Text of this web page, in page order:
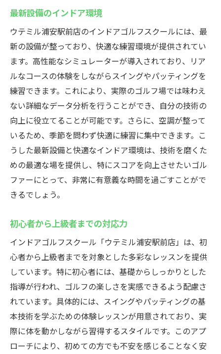
豊富な経験に基づいたアドバイス
快適な環境でゴルフを楽しむウテミル浦安駅前
店の魅力
全天候型の練習環境
リラックスできる快適な施設
最新技術を導入した練習設備
思い切りゴルフに集中できる空間
充実した休憩スペース
快適なアクセスと駐車場
最新シミュレーターでスキルアップインドアゴ
ルフスクールの秘密
リアルなゴルフ体験を提供
精密なスイングデータの取得
効果的なフィードバックの提供
ゲーム感覚で楽しむトレーニング
スキルアップに直結する技術
浦安駅からすぐアクセス可能なインドアゴルフ
スクール
駅近で便利な通いやすさ
通勤・通学帰りに立ち寄れる
最新設備のインドア環境
ウテミル浦安駅前店のインドアゴルフスクールには、最
新の設備が整っており、快適な練習環境が提供されてい
ます。高性能なシミュレーターが導入されており、リア
ルなコースの体験をしながらスイングやパッティングを
練習できます。これにより、実際のゴルフ場では味わえ
ない詳細なデータ分析を行うことができ、自分の技術の
向上に役立てることが可能です。さらに、空調が整って
いるため、季節を問わず快適に練習に集中できます。こ
うした最新設備と快適なインドア環境は、技術を磨くた
めの最適な場を提供し、特にスコアを向上させたいゴル
ファーにとって、非常に有意義な時間を過ごすことがで
きるでしょう。
初心者から上級者までの対応力
インドアゴルフスクール「ウテミル浦安駅前店」は、初
心者から上級者までを対象とした多彩なレッスンを提供
しています。特に初心者には、基礎からしっかりとした
指導が行われ、ゴルフの楽しさを実感できるよう配慮さ
れています。具体的には、スイングやパッティングの基
本技術を学ぶための体験レッスンが用意されており、実
際に体を動かしながら習得するスタイルです。このアプ
ローチにより、初めての方でも不安を感じることなく安